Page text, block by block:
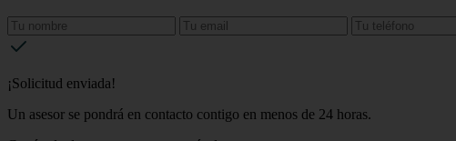
¡Solicitud enviada!
Un asesor se pondrá en contacto contigo en menos de 24 horas.